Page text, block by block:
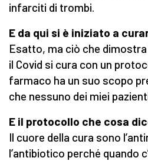
infarciti di trombi.
E da qui si è iniziato a
Esatto, ma ciò che
il Covid si cura con un
farmaco ha un suo scopo
che nessuno dei miei
E il protocollo che cosa
Il cuore della cura sono
l’antibiotico perché quando